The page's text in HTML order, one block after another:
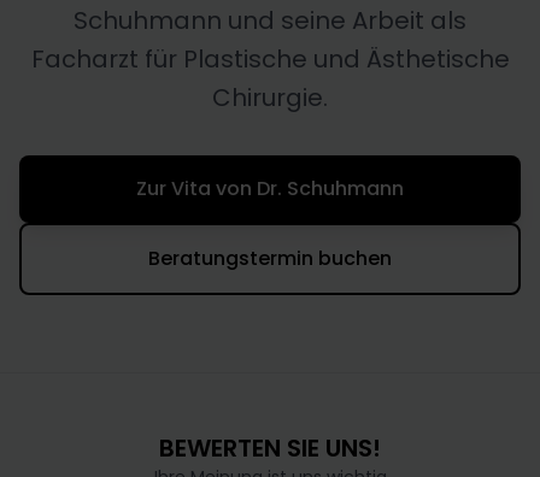
Schuhmann und seine Arbeit als
Facharzt für Plastische und Ästhetische
Chirurgie.
Zur Vita von Dr. Schuhmann
Beratungstermin buchen
BEWERTEN SIE UNS!